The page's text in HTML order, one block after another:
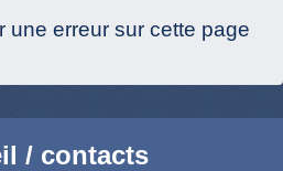
une erreur sur cette page
/ contacts